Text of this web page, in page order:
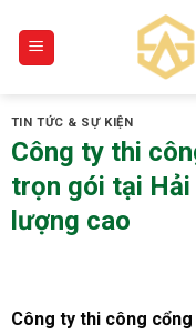
content
TIN TỨC & SỰ KIỆN
Công ty thi
trọn gói tại Hải
lượng cao
Công ty thi công